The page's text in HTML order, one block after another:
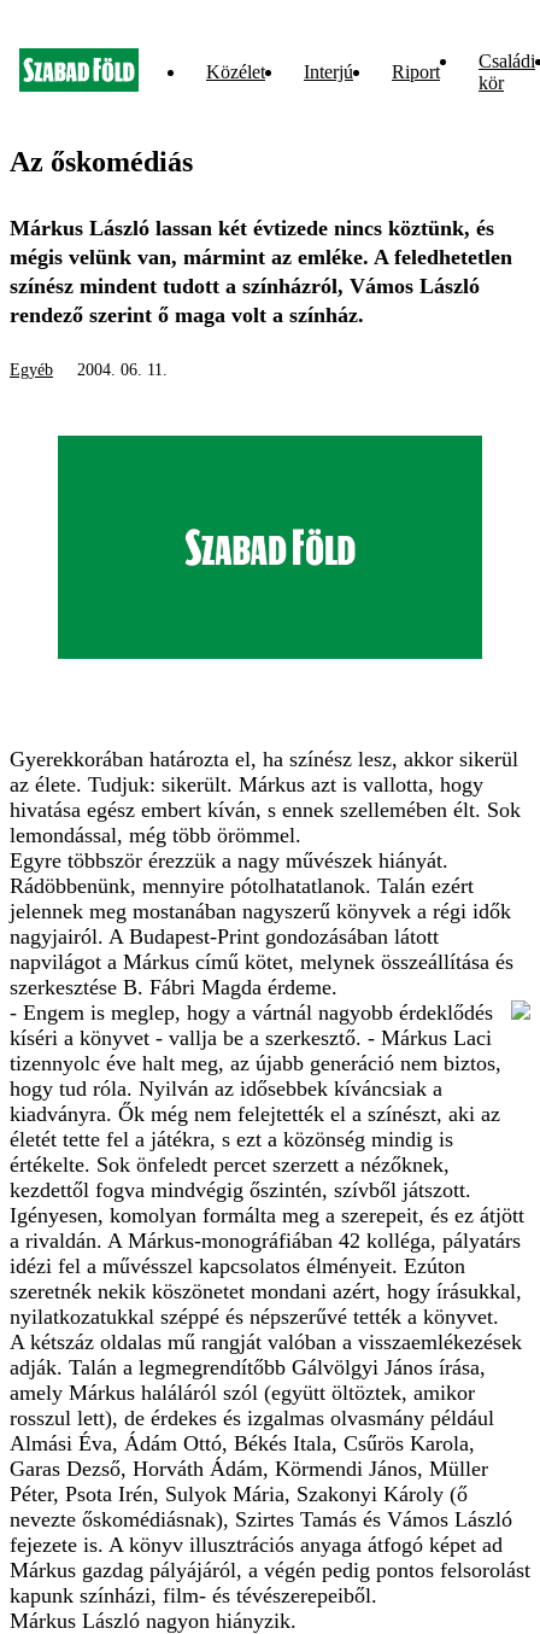
Közélet Interjú Riport
Családi
kör
Az őskomédiás
Márkus László lassan két évtizede nincs köztünk, és
mégis velünk van, mármint az emléke. A feledhetetlen
színész mindent tudott a színházról, Vámos László
rendező szerint ő maga volt a színház.
Egyéb 2004. 06. 11.
Gyerekkorában határozta el, ha színész lesz, akkor sikerül
az élete. Tudjuk: sikerült. Márkus azt is vallotta, hogy
hivatása egész embert kíván, s ennek szellemében élt. Sok
lemondással, még több örömmel.
Egyre többször érezzük a nagy művészek hiányát.
Rádöbbenünk, mennyire pótolhatatlanok. Talán ezért
jelennek meg mostanában nagyszerű könyvek a régi idők
nagyjairól. A Budapest-Print gondozásában látott
napvilágot a Márkus című kötet, melynek összeállítása és
szerkesztése B. Fábri Magda érdeme.
- Engem is meglep, hogy a vártnál nagyobb érdeklődés
kíséri a könyvet - vallja be a szerkesztő. - Márkus Laci
tizennyolc éve halt meg, az újabb generáció nem biztos,
hogy tud róla. Nyilván az idősebbek kíváncsiak a
kiadványra. Ők még nem felejtették el a színészt, aki az
életét tette fel a játékra, s ezt a közönség mindig is
értékelte. Sok önfeledt percet szerzett a nézőknek,
kezdettől fogva mindvégig őszintén, szívből játszott.
Igényesen, komolyan formálta meg a szerepeit, és ez átjött
a rivaldán. A Márkus-monográfiában 42 kolléga, pályatárs
idézi fel a művésszel kapcsolatos élményeit. Ezúton
szeretnék nekik köszönetet mondani azért, hogy írásukkal,
nyilatkozatukkal széppé és népszerűvé tették a könyvet.
A kétszáz oldalas mű rangját valóban a visszaemlékezések
adják. Talán a legmegrendítőbb Gálvölgyi János írása,
amely Márkus haláláról szól (együtt öltöztek, amikor
rosszul lett), de érdekes és izgalmas olvasmány például
Almási Éva, Ádám Ottó, Békés Itala, Csűrös Karola,
Garas Dezső, Horváth Ádám, Körmendi János, Müller
Péter, Psota Irén, Sulyok Mária, Szakonyi Károly (ő
nevezte őskomédiásnak), Szirtes Tamás és Vámos László
fejezete is. A könyv illusztrációs anyaga átfogó képet ad
Márkus gazdag pályájáról, a végén pedig pontos felsorolást
kapunk színházi, film- és tévészerepeiből.
Márkus László nagyon hiányzik.